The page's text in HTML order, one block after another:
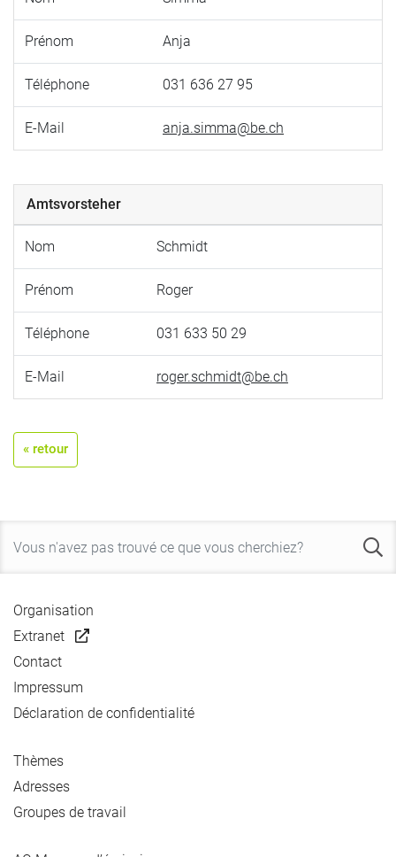
Prénom Anja
Téléphone 031 636 27 95
E-Mail anja.simma@be.ch
Amtsvorsteher
Nom Schmidt
Prénom Roger
Téléphone 031 633 50 29
E-Mail roger.schmidt@be.ch
« retour
Organisation
Extranet
Contact
Impressum
Déclaration de confidentialité
Thèmes
Adresses
Groupes de travail